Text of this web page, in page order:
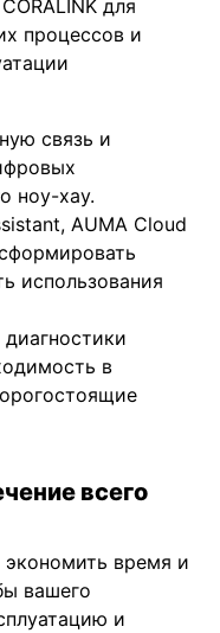
для
процессов и
связь и
ноу-хау.
AUMA Cloud
использования
в
всего
экономить время и
вашего
и